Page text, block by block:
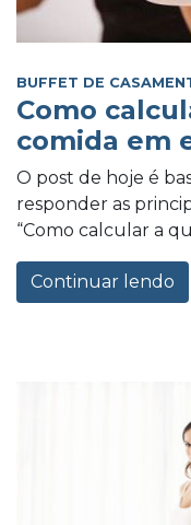
BUFFET DE
Como
comida em
O post de hoje é
responder as
“Como calcular a
Continuar lendo